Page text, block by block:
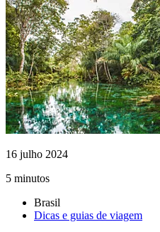
16 julho 2024
5 minutos
Brasil
Dicas e guias de viagem